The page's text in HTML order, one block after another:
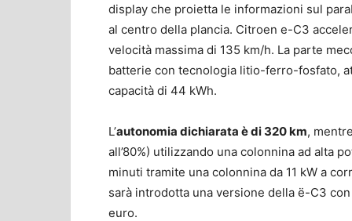
display che proietta le informazioni sul
al centro della plancia. Citroen e-C3
velocità massima di 135 km/h. La parte
batterie con tecnologia litio-ferro-fosfato,
capacità di 44 kWh.
L’autonomia dichiarata è di 320 km,
all’80%) utilizzando una colonnina ad alta
minuti tramite una colonnina da 11 kW a
sarà introdotta una versione della ë-C3
euro.